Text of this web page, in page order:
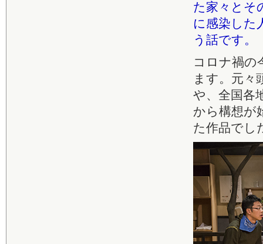
た家々とそ
に感染した
う話です。
コロナ禍の
ます。元々
や、全国各
から構想が
た作品でし